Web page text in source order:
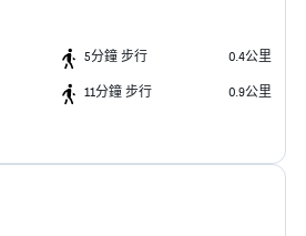
5分鐘 步行 0.4公里
11分鐘 步行 0.9公里